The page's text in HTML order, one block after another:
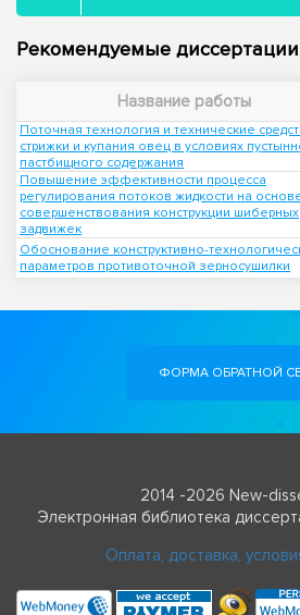
Рекомендуемые
Название работы
Поточная технология и технические
стрижки и купания овец в условиях
пастбищного содержания
Повышение эффективности процесса
регулирования потоков жидкости на
совершенствования конструкции шиберных
задвижек
Обоснование конструктивно-
параметров противоточной зерносушилки
ФОРМА ОБРАТНОЙ
2014 -2026 New-
Электронная библиотека
Оплата, доставка,